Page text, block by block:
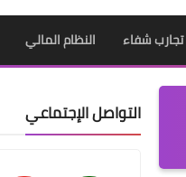
تجارب شفاء النظام المالي
التواصل الإجتماعي